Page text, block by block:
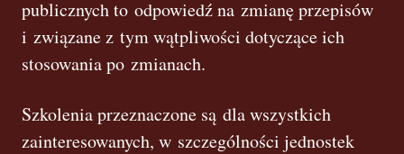
publicznych to odpowiedź na zmianę przepisów
i związane z tym wątpliwości dotyczące ich
stosowania po zmianach.
Szkolenia przeznaczone są dla wszystkich
zainteresowanych, w szczególności jednostek